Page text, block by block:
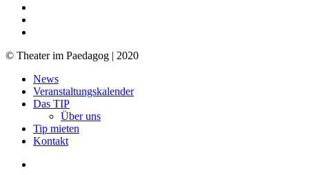
© Theater im Paedagog | 2020
Close
Menu
News
Veranstaltungskalender
Das TIP
Über uns
Tip mieten
Kontakt